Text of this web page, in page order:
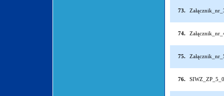
73.
74.
75.
76.